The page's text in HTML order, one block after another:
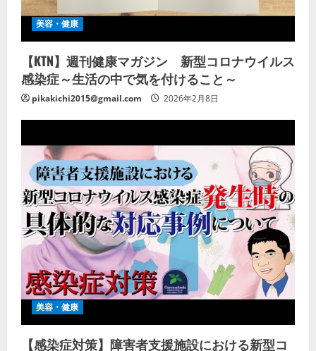
美容・健康
【KTN】週刊健康マガジン 新型コロナウイルス
感染症～生活の中で気を付けること～
pikakichi2015@gmail.com 2026年2月8日
美容・健康
【感染症対策】障害者支援施設における新型コ